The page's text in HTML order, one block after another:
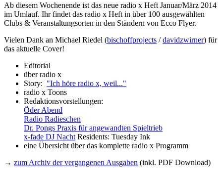
Ab diesem Wochenende ist das neue radio x Heft Januar/März 2014
im Umlauf. Ihr findet das radio x Heft in über 100 ausgewählten
Clubs & Veranstaltungsorten in den Ständern von Ecco Flyer.
Vielen Dank an Michael Riedel (bischoffprojects /davidzwirner) für
das aktuelle Cover!
Editorial
über radio x
Story: "Ich höre radio x, weil..."
radio x Toons
Redaktionsvorstellungen:
Öder Abend
Radio Radieschen
Dr. Pongs Praxis für angewandten Spieltrieb
x-fade DJ Nacht Residents: Tuesday Ink
eine Übersicht über das komplette radio x Programm
→ zum Archiv der vergangenen Ausgaben (inkl. PDF Download)